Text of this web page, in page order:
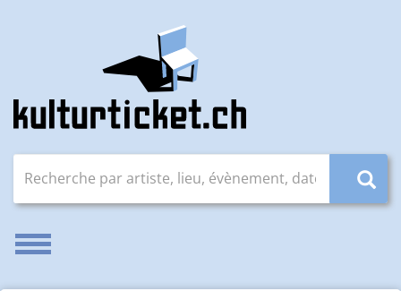
Recherche par artiste, lieu, évènement, date
Activer/désactiver la navigation